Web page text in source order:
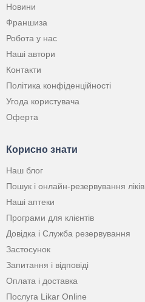
Новини
Франшиза
Робота у нас
Наші автори
Контакти
Політика конфіденційності
Угода користувача
Оферта
Корисно знати
Наш блог
Пошук і онлайн-резервування ліків
Наші аптеки
Програми для клієнтів
Довідка і Служба резервування
Застосунок
Запитання і відповіді
Оплата і доставка
Послуга Likar Online